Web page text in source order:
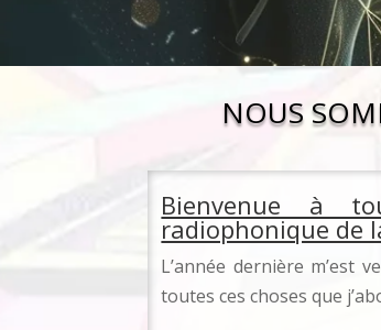
NOUS
Bienvenue à
radiophonique de
L’année dernière m’est
toutes ces choses que